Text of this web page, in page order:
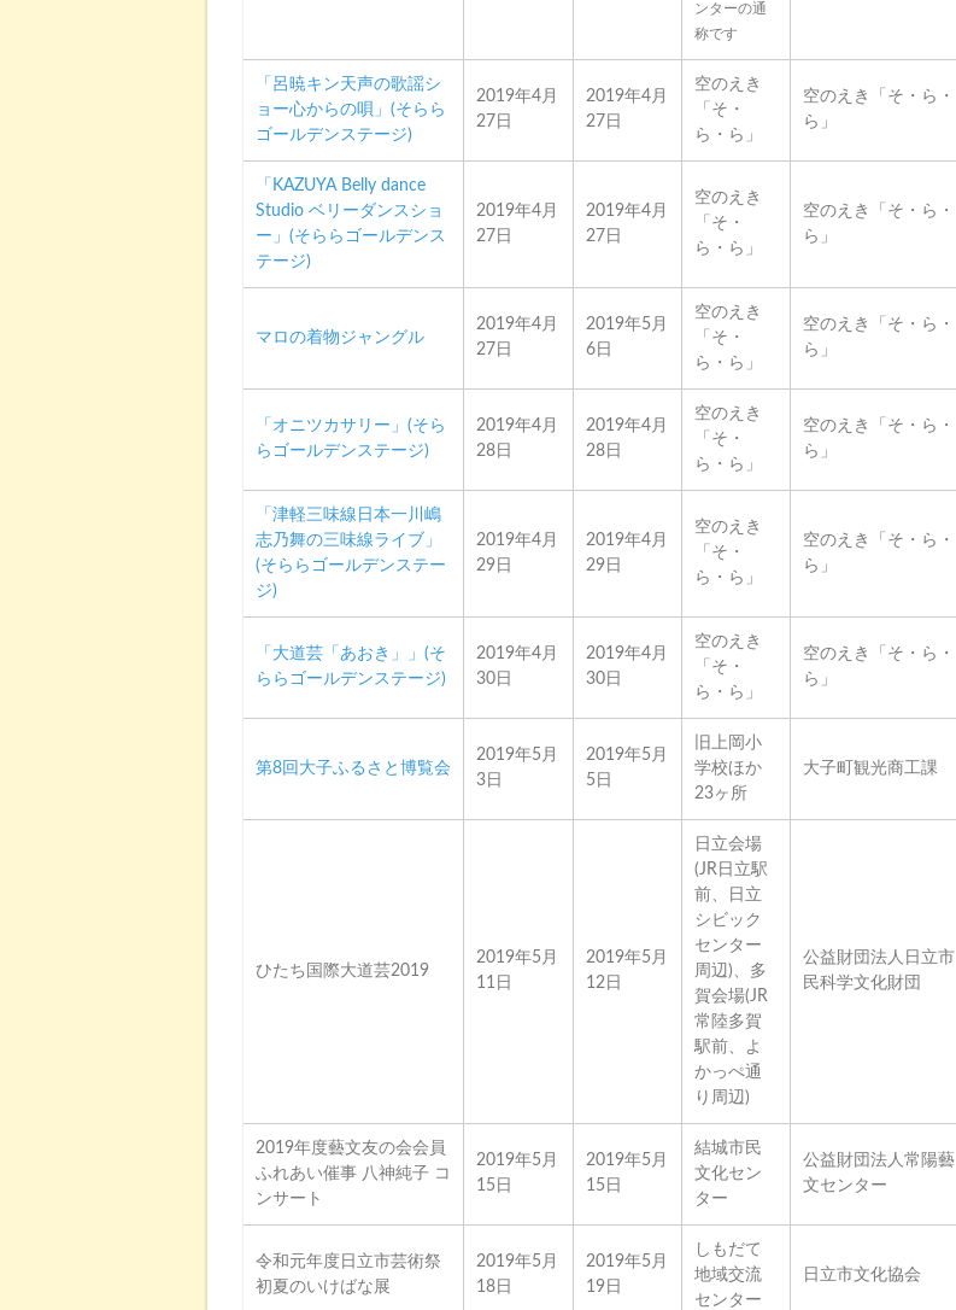
ンターの通
称です
「呂暁キン天声の歌謡シ
ョー心からの唄」(そらら
ゴールデンステージ)
2019年4月
27日
2019年4月
27日
空のえき
「そ・
ら・ら」
空のえき「そ・ら・
ら」
「KAZUYA Belly dance
Studio ベリーダンスショ
ー」(そららゴールデンス
テージ)
2019年4月
27日
2019年4月
27日
空のえき
「そ・
ら・ら」
空のえき「そ・ら・
ら」
マロの着物ジャングル
2019年4月
27日
2019年5月
6日
空のえき
「そ・
ら・ら」
空のえき「そ・ら・
ら」
「オニツカサリー」(そら
らゴールデンステージ)
2019年4月
28日
2019年4月
28日
空のえき
「そ・
ら・ら」
空のえき「そ・ら・
ら」
「津軽三味線日本一川嶋
志乃舞の三味線ライブ」
(そららゴールデンステー
ジ)
2019年4月
29日
2019年4月
29日
空のえき
「そ・
ら・ら」
空のえき「そ・ら・
ら」
「大道芸「あおき」」(そ
ららゴールデンステージ)
2019年4月
30日
2019年4月
30日
空のえき
「そ・
ら・ら」
空のえき「そ・ら・
ら」
第8回大子ふるさと博覧会
2019年5月
3日
2019年5月
5日
旧上岡小
学校ほか
23ヶ所
大子町観光商工課
ひたち国際大道芸2019
2019年5月
11日
2019年5月
12日
日立会場
(JR日立駅
前、日立
シビック
センター
周辺)、多
賀会場(JR
常陸多賀
駅前、よ
かっぺ通
り周辺)
公益財団法人日立市
民科学文化財団
2019年度藝文友の会会員
ふれあい催事 八神純子 コ
ンサート
2019年5月
15日
2019年5月
15日
結城市民
文化セン
ター
公益財団法人常陽藝
文センター
令和元年度日立市芸術祭
初夏のいけばな展
2019年5月
18日
2019年5月
19日
しもだて
地域交流
センター
日立市文化協会